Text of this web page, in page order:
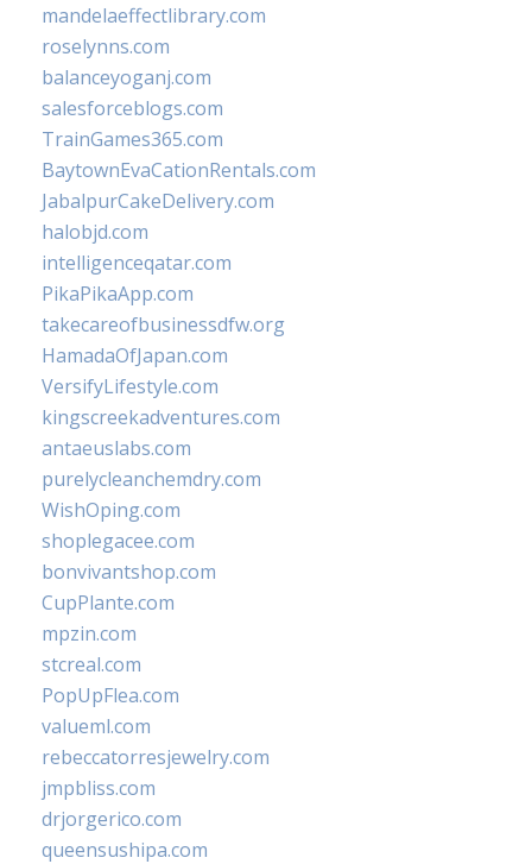
mandelaeffectlibrary.com
roselynns.com
balanceyoganj.com
salesforceblogs.com
TrainGames365.com
BaytownEvaCationRentals.com
JabalpurCakeDelivery.com
halobjd.com
intelligenceqatar.com
PikaPikaApp.com
takecareofbusinessdfw.org
HamadaOfJapan.com
VersifyLifestyle.com
kingscreekadventures.com
antaeuslabs.com
purelycleanchemdry.com
WishOping.com
shoplegacee.com
bonvivantshop.com
CupPlante.com
mpzin.com
stcreal.com
PopUpFlea.com
valueml.com
rebeccatorresjewelry.com
jmpbliss.com
drjorgerico.com
queensushipa.com